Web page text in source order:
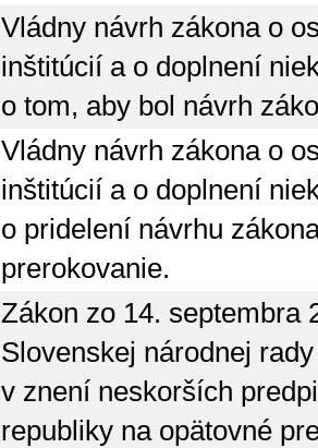
Vládny návrh zákona o
inštitúcií a o doplnení
o tom, aby bol návrh
Vládny návrh zákona o
inštitúcií a o doplnení
o pridelení návrhu
prerokovanie.
Zákon zo 14. septembra
Slovenskej národnej
v znení neskorších
republiky na opätovné